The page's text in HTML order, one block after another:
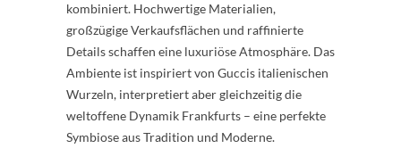
kombiniert. Hochwertige Materialien,
großzügige Verkaufsflächen und raffinierte
Details schaffen eine luxuriöse Atmosphäre. Das
Ambiente ist inspiriert von Guccis italienischen
Wurzeln, interpretiert aber gleichzeitig die
weltoffene Dynamik Frankfurts – eine perfekte
Symbiose aus Tradition und Moderne.